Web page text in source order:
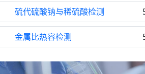
硫代硫酸钠与稀硫酸检测
金属比热容检测